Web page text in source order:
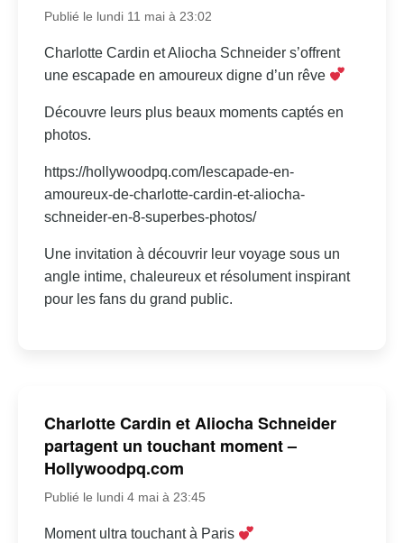
Publié le lundi 11 mai à 23:02
Charlotte Cardin et Aliocha Schneider s’offrent
une escapade en amoureux digne d’un rêve
Découvre leurs plus beaux moments captés en
photos.
https://hollywoodpq.com/lescapade-en-
amoureux-de-charlotte-cardin-et-aliocha-
schneider-en-8-superbes-photos/
Une invitation à découvrir leur voyage sous un
angle intime, chaleureux et résolument inspirant
pour les fans du grand public.
Charlotte Cardin et Aliocha Schneider
partagent un touchant moment –
Hollywoodpq.com
Publié le lundi 4 mai à 23:45
Moment ultra touchant à Paris